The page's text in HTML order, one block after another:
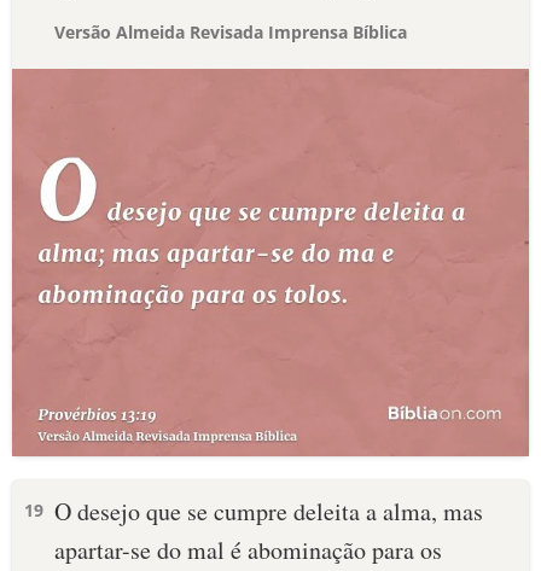
Versão Almeida Revisada Imprensa Bíblica
19 O desejo que se cumpre deleita a alma, mas
apartar-se do mal é abominação para os